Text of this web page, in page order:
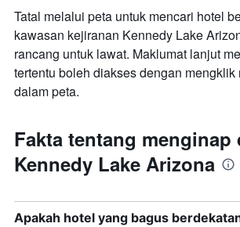
Tatal melalui peta untuk mencari hotel
kawasan kejiranan Kennedy Lake
rancang untuk lawat. Maklumat lanjut
tertentu boleh diakses dengan mengklik
dalam peta.
Fakta tentang menginap
Kennedy Lake Arizona
Apakah hotel yang bagus